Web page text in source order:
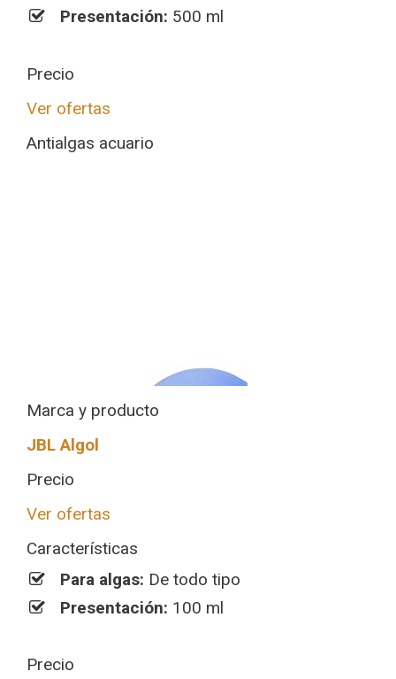
Presentación: 500 ml
Precio
Ver ofertas
Antialgas acuario
Marca y producto
JBL Algol
Precio
Ver ofertas
Características
Para algas: De todo tipo
Presentación: 100 ml
Precio